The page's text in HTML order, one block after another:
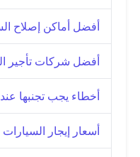
أفضل أماكن إصلاح
أفضل شركات تأجير
أخطاء يجب تجنبها
أسعار إيجار